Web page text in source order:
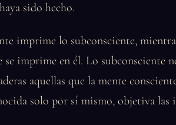
sido hecho.
imprime lo subconsciente,
se imprime en él. Lo subconsciente
aquellas que la mente
solo por sí mismo, objetiva las